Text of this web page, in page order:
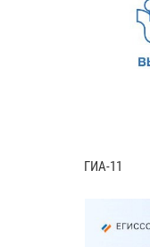
ГИА-11